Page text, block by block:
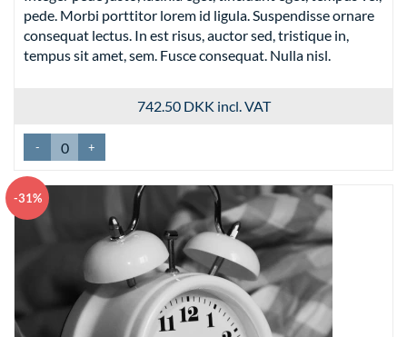
pede. Morbi porttitor lorem id ligula. Suspendisse ornare
consequat lectus. In est risus, auctor sed, tristique in,
tempus sit amet, sem. Fusce consequat. Nulla nisl.
742.50 DKK incl. VAT
- +
-31%